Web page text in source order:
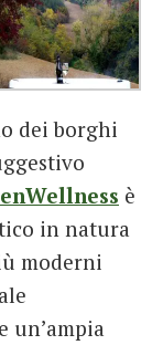
dei borghi
è
in natura
moderni
un’ampia